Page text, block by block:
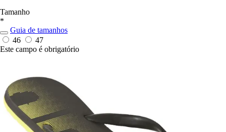
Tamanho
*
Guia de tamanhos
46
47
Este campo é obrigatório